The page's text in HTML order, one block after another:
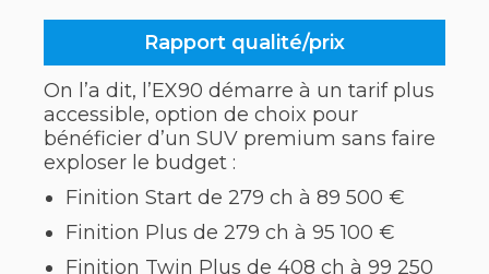
Rapport qualité/prix
On l’a dit, l’EX90 démarre à un tarif plus
accessible, option de choix pour
bénéficier d’un SUV premium sans faire
exploser le budget :
Finition Start de 279 ch à 89 500 €
Finition Plus de 279 ch à 95 100 €
Finition Twin Plus de 408 ch à 99 250